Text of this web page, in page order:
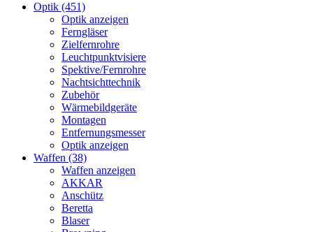
Optik (451)
Optik anzeigen
Ferngläser
Zielfernrohre
Leuchtpunktvisiere
Spektive/Fernrohre
Nachtsichttechnik
Zubehör
Wärmebildgeräte
Montagen
Entfernungsmesser
Optik anzeigen
Waffen (38)
Waffen anzeigen
AKKAR
Anschütz
Beretta
Blaser